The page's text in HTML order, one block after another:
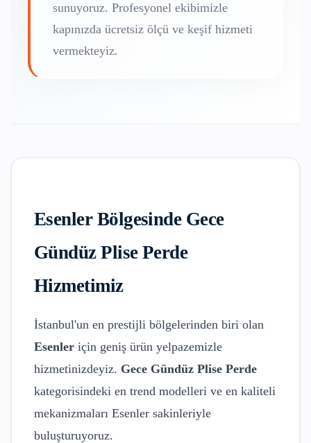
sunuyoruz. Profesyonel ekibimizle
kapınızda ücretsiz ölçü ve keşif hizmeti
vermekteyiz.
EsenlerBölgesinde Gece
Gündüz Plise Perde
Hizmetimiz
İstanbul'un en prestijli bölgelerinden biri olan
Esenler için geniş ürün yelpazemizle
hizmetinizdeyiz. Gece Gündüz Plise Perde
kategorisindeki en trend modelleri ve en kaliteli
mekanizmaları Esenler sakinleriyle
buluşturuyoruz.